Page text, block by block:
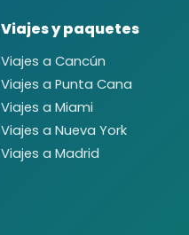
Viajes y paquetes
Viajes a Cancún
Viajes a Punta Cana
Viajes a Miami
Viajes a Nueva York
Viajes a Madrid